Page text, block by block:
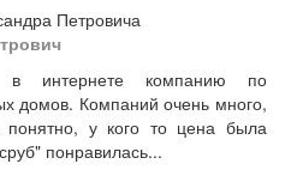
в интернете компанию по
домов. Компаний очень много,
у кого то цена была
понравилась...